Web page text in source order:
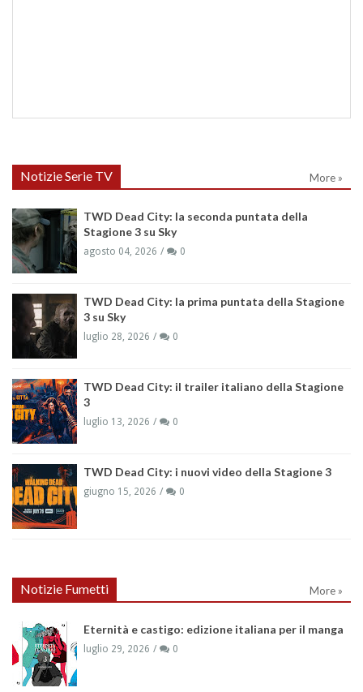
Notizie Serie TV More »
TWD Dead City: la seconda puntata della
Stagione 3 su Sky
agosto 04, 2026 0
TWD Dead City: la prima puntata della Stagione
3 su Sky
luglio 28, 2026 0
TWD Dead City: il trailer italiano della Stagione
3
luglio 13, 2026 0
TWD Dead City: i nuovi video della Stagione 3
giugno 15, 2026 0
Notizie Fumetti More »
Eternità e castigo: edizione italiana per il manga
luglio 29, 2026 0